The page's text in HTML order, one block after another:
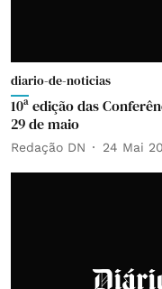
diario-de-noticias
10ª edição das
29 de maio
Redação DN 24 Mai